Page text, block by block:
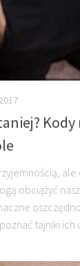
ale
obciążyć
tajniki ich